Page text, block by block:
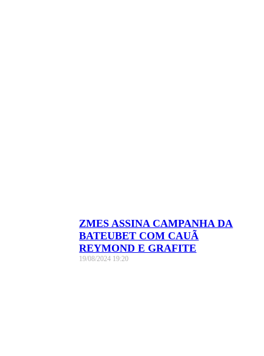
ZMES ASSINA CAMPANHA DA
BATEUBET COM CAUÃ
REYMOND E GRAFITE
19/08/2024 19:20